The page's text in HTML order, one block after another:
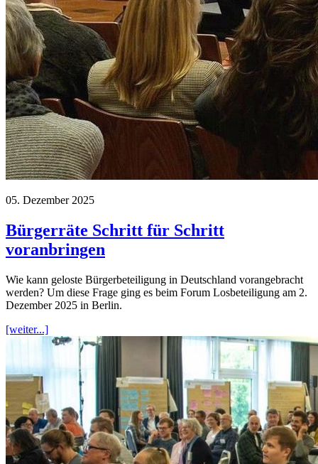
05. Dezember 2025
Bürgerräte Schritt für Schritt
voranbringen
Wie kann geloste Bürgerbeteiligung in Deutschland vorangebracht
werden? Um diese Frage ging es beim Forum Losbeteiligung am 2.
Dezember 2025 in Berlin.
[weiter...]